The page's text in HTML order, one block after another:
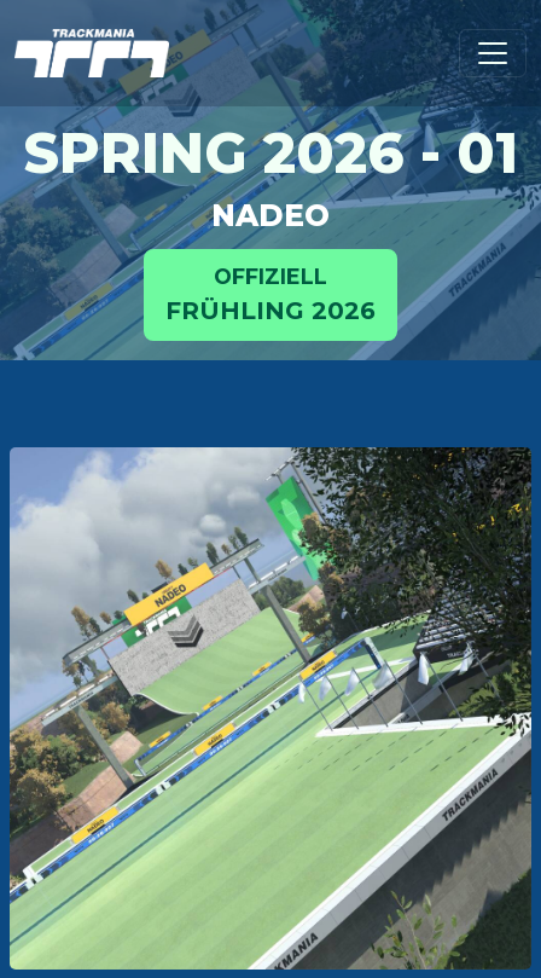
SPRING 2026 - 01
NADEO
OFFIZIELL
FRÜHLING 2026